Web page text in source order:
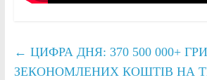
← ЦИФРА ДНЯ: 370 500 000+
ЗЕКОНОМЛЕНИХ КОШТІВ НА